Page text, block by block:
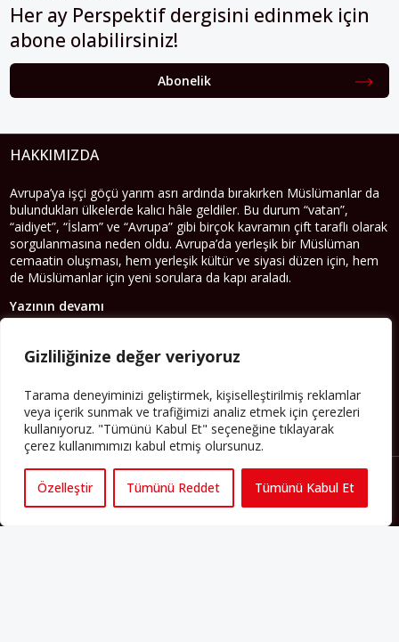
Gizliliğinize değer veriyoruz
Tarama deneyiminizi geliştirmek, kişiselleştirilmiş reklamlar
veya içerik sunmak ve trafiğimizi analiz etmek için çerezleri
kullanıyoruz. "Tümünü Kabul Et" seçeneğine tıklayarak
çerez kullanımımızı kabul etmiş olursunuz.
Özelleştir Tümünü Reddet Tümünü Kabul Et
Her ay Perspektif dergisini edinmek için
abone olabilirsiniz!
Abonelik
HAKKIMIZDA
Avrupa’ya işçi göçü yarım asrı ardında bırakırken Müslümanlar da
bulundukları ülkelerde kalıcı hâle geldiler. Bu durum “vatan”,
“aidiyet”, “İslam” ve “Avrupa” gibi birçok kavramın çift taraflı olarak
sorgulanmasına neden oldu. Avrupa’da yerleşik bir Müslüman
cemaatin oluşması, hem yerleşik kültür ve siyasi düzen için, hem
de Müslümanlar için yeni sorulara da kapı araladı.
Yazının devamı
PERSPEKTIF’I SOSYAL MEDYADA TAKIP EDEBILIRSINIZ